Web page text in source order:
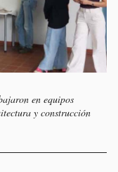
en equipos
y construcción